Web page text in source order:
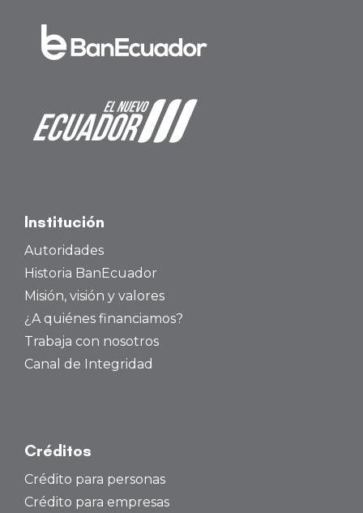
Institución
Autoridades
Historia BanEcuador
Misión, visión y valores
¿A quiénes financiamos?
Trabaja con nosotros
Canal de Integridad
Créditos
Crédito para personas
Crédito para empresas